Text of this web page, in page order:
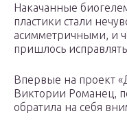
Накачанные
пластики стали
асимметричными, и
пришлось
Впервые на проект
Виктории Романец,
обратила на себя